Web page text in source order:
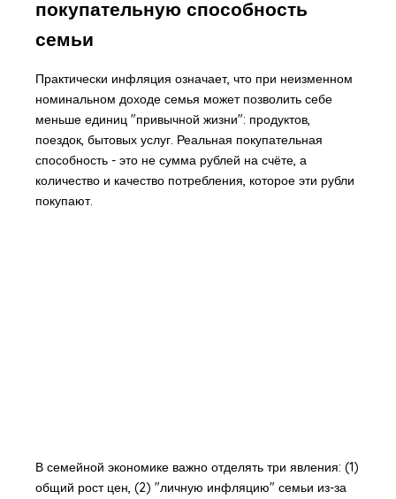
покупательную способность
семьи
Практически инфляция означает, что при неизменном
номинальном доходе семья может позволить себе
меньше единиц "привычной жизни": продуктов,
поездок, бытовых услуг. Реальная покупательная
способность - это не сумма рублей на счёте, а
количество и качество потребления, которое эти рубли
покупают.
В семейной экономике важно отделять три явления: (1)
общий рост цен, (2) "личную инфляцию" семьи из-за